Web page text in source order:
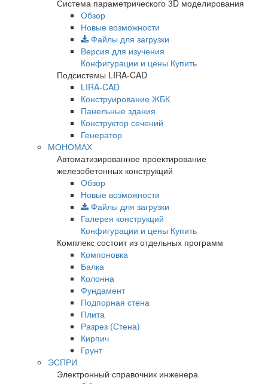
Система параметрического 3D моделирования
Обзор
Новые возможности
Файлы для загрузки
Версия для изучения
Конфигурации и цены Купить
Подсистемы LIRA-CAD
LIRA-CAD
Конструирование ЖБК
Панельные здания
Конструктор сечений
Генератор
МОНОМАХ
Автоматизированное проектирование
железобетонных конструкций
Обзор
Новые возможности
Файлы для загрузки
Галерея конструкций
Конфигурации и цены Купить
Комплекс состоит из отдельных программ
Компоновка
Балка
Колонна
Фундамент
Подпорная стена
Плита
Разрез (Стена)
Кирпич
Грунт
ЭСПРИ
Электронный справочник инженера